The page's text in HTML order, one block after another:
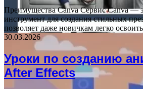
Преимущества Canva Сервис Canva —
инструмент для создания стильных
позволяет даже новичкам легко
30.03.2026
Уроки по созданию
After Effects